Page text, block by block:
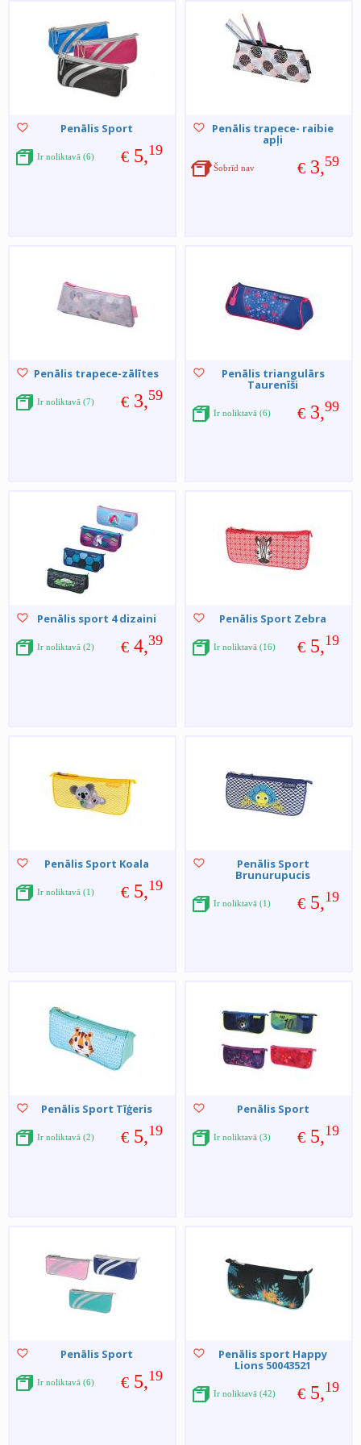
Penālis Sport
€ 5,19
Ir noliktavā (6)
Penālis trapece- raibie
apļi
€ 3,59
Šobrīd nav
Penālis trapece-zālītes
€ 3,59
Ir noliktavā (7)
Penālis triangulārs
Taurenīši
€ 3,99
Ir noliktavā (6)
Penālis sport 4 dizaini
€ 4,39
Ir noliktavā (2)
Penālis Sport Zebra
€ 5,19
Ir noliktavā (16)
Penālis Sport Koala
€ 5,19
Ir noliktavā (1)
Penālis Sport
Brunurupucis
€ 5,19
Ir noliktavā (1)
Penālis Sport Tīģeris
€ 5,19
Ir noliktavā (2)
Penālis Sport
€ 5,19
Ir noliktavā (3)
Penālis Sport
€ 5,19
Ir noliktavā (6)
Penālis sport Happy
Lions 50043521
€ 5,19
Ir noliktavā (42)